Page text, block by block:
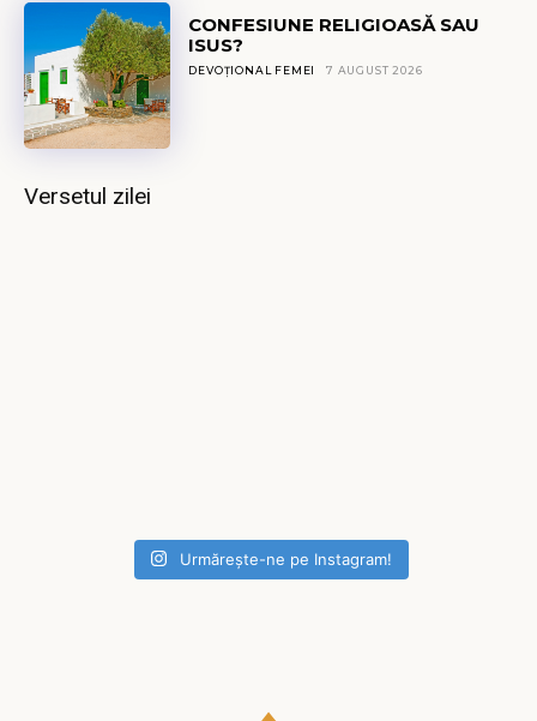
CONFESIUNE RELIGIOASĂ SAU
ISUS?
DEVOȚIONAL FEMEI 7 AUGUST 2026
Versetul zilei
Urmărește-ne pe Instagram!